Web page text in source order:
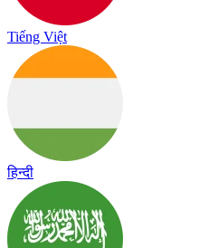
Tiếng Việt
हिन्दी